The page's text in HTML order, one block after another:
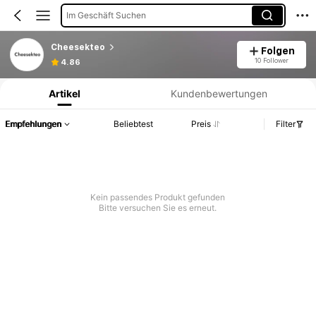
Im Geschäft Suchen
Cheesekteo
4.86
Folgen
10 Follower
Produktinformation: Preisangabe, Verkaufs- und Lagerbestandsdetails.
Artikel Kundenbewertungen
Empfehlungen Beliebtest Preis Filter
Kein passendes Produkt gefunden
Bitte versuchen Sie es erneut.